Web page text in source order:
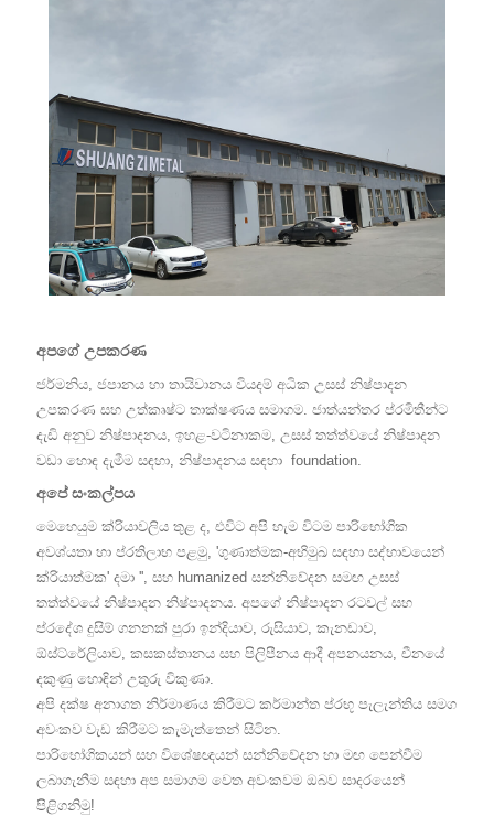
අපගේ උපකරණ
ජර්මනිය, ජපානය හා තායිවානය වියදම් අධික උසස් නිෂ්පාදන
උපකරණ සහ උත්කෘෂ්ට තාක්ෂණය සමාගම. ජාත්යන්තර ප්රමිතීන්ට
දැඩි අනුව නිෂ්පාදනය, ඉහළ-වටිනාකම, උසස් තත්ත්වයේ නිෂ්පාදන
වඩා හොඳ දැමීම සඳහා, නිෂ්පාදනය සඳහා foundation.
අපේ සංකල්පය
මෙහෙයුම ක්රියාවලිය තුළ ද, එවිට අපි හැම විටම පාරිභෝගික
අවශ්යතා හා ප්රතිලාභ පළමු, 'ගුණාත්මක-අභිමුඛ සඳහා සද්භාවයෙන්
ක්රියාත්මක' දමා '', සහ humanized සන්නිවේදන සමඟ උසස්
තත්ත්වයේ නිෂ්පාදන නිෂ්පාදනය. අපගේ නිෂ්පාදන රටවල් සහ
ප්රදේශ දුසිම් ගනනක් පුරා ඉන්දියාව, රුසියාව, කැනඩාව,
ඕස්ට්රේලියාව, කසකස්තානය සහ පිලිපීනය ආදී අපනයනය, චීනයේ
දකුණු හොඳින් උතුරු විකුණා.
අපි දක්ෂ අනාගත නිර්මාණය කිරීමට කර්මාන්ත ප්රභූ පැලැන්තිය සමග
අවංකව වැඩ කිරීමට කැමැත්තෙන් සිටින.
පාරිභෝගිකයන් සහ විශේෂඥයන් සන්නිවේදන හා මඟ පෙන්වීම
ලබාගැනීම සඳහා අප සමාගම වෙත අවංකවම ඔබව සාදරයෙන්
පිළිගනිමු!